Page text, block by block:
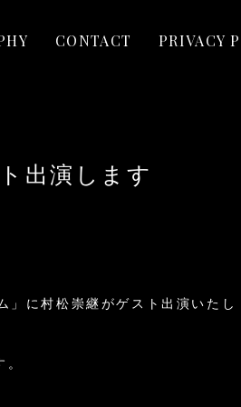
CONTACT PRIVACY
出演します
に村松崇継がゲスト出演いたし